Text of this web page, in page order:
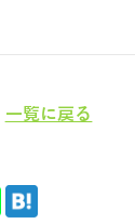
一覧に戻る